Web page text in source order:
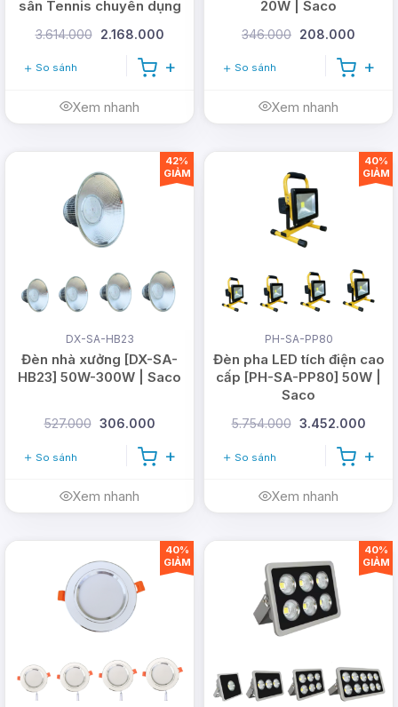
sân Tennis chuyên dụng
3.614.000 2.168.000
So sánh
Xem nhanh
20W | Saco
346.000 208.000
So sánh
Xem nhanh
DX-SA-HB23
Đèn nhà xưởng [DX-SA-
HB23] 50W-300W | Saco
527.000 306.000
So sánh
Xem nhanh
42%
GIẢM
PH-SA-PP80
Đèn pha LED tích điện cao
cấp [PH-SA-PP80] 50W |
Saco
5.754.000 3.452.000
So sánh
Xem nhanh
40%
GIẢM
40%
GIẢM
40%
GIẢM